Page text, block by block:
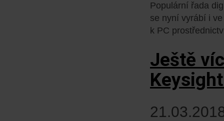
Populární řada
se nyní vyrábí i
k PC
Ještě